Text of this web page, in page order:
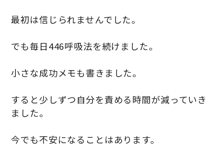
最初は信じられませんでした。
でも毎日446呼吸法を続けました。
小さな成功メモも書きました。
すると少しずつ自分を責める時間が減っていき
ました。
今でも不安になることはあります。